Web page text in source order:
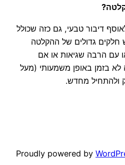
דיבור טבעי, גם כזה שכולל
חלקים גדולים של ההקלטה
עם הרבה שגיאות או אם
בזמן באופן משמעותי (מעל
ולהתחיל מחדש.
Proudly powered by